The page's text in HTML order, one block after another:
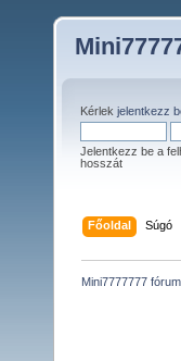
Kérlek jelentkezz
Jelentkezz be a
hosszát
Főoldal Súgó
Mini7777777 fórum